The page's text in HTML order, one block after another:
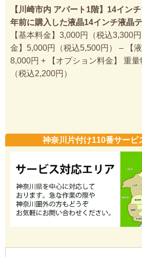
【川崎市内 アパート1階】14イン
年前に購入した液晶14インチ液晶
【基本料金】3,000円（税込3,300
金】5,000円（税込5,500円） – 【
8,000円 + 【オプション料金】 重量
（税込2,200円）
神奈川片付け110番サービ